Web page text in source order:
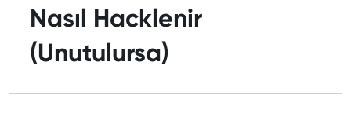
Nasıl Hacklenir
(Unutulursa)